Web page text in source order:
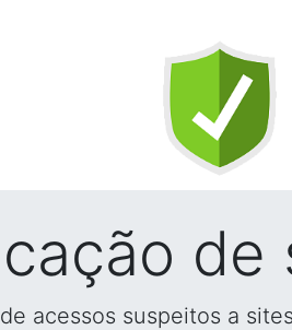
de
acessos suspeitos a